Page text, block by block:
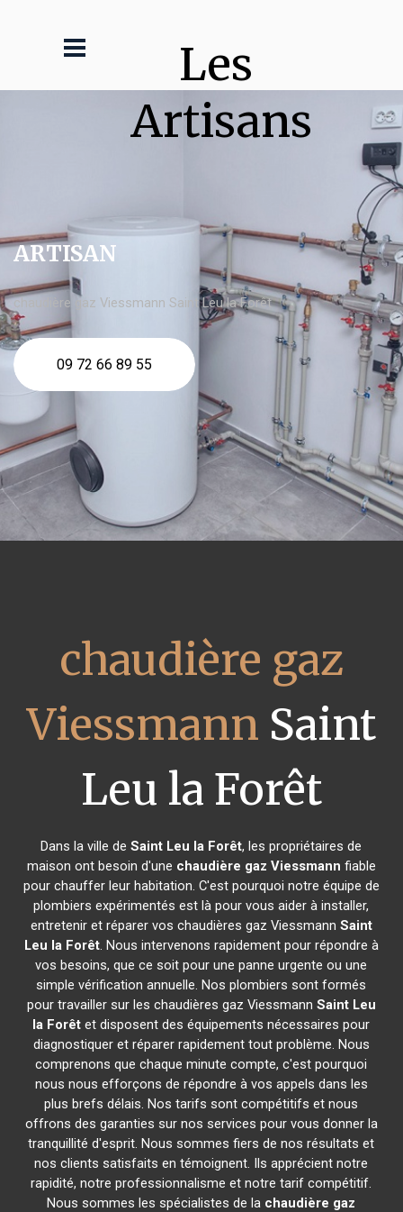
Les
Artisans
ARTISAN
chaudière gaz Viessmann Saint Leu la Forêt
09 72 66 89 55
chaudière gaz
Viessmann Saint
Leu la Forêt
Dans la ville deSaint Leu la Forêt, les propriétaires de
maison ont besoin d'une chaudière gaz Viessmann fiable
pour chauffer leur habitation. C'est pourquoi notre équipe de
plombiers expérimentés est là pour vous aider à installer,
entretenir et réparer vos chaudières gaz Viessmann Saint
Leu la Forêt. Nous intervenons rapidement pour répondre à
vos besoins, que ce soit pour une panne urgente ou une
simple vérification annuelle. Nos plombiers sont formés
pour travailler sur les chaudières gaz Viessmann Saint Leu
la Forêt et disposent des équipements nécessaires pour
diagnostiquer et réparer rapidement tout problème. Nous
comprenons que chaque minute compte, c'est pourquoi
nous nous efforçons de répondre à vos appels dans les
plus brefs délais. Nos tarifs sont compétitifs et nous
offrons des garanties sur nos services pour vous donner la
tranquillité d'esprit. Nous sommes fiers de nos résultats et
nos clients satisfaits en témoignent. Ils apprécient notre
rapidité, notre professionnalisme et notre tarif compétitif.
Nous sommes les spécialistes de la chaudière gaz